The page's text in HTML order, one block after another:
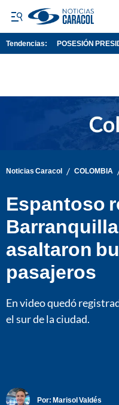
Tendencias: POSESIÓN
Noticias Caracol / COLOMBIA
Espantoso
asaltaron
pasajeros
En video quedó
el sur de la ciudad.
Por: Marisol Valdés